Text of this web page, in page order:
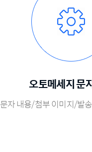
오토메세지 문
문자 내용/첨부 이미지/발